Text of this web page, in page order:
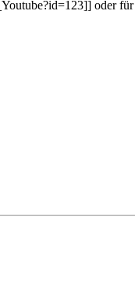
oder